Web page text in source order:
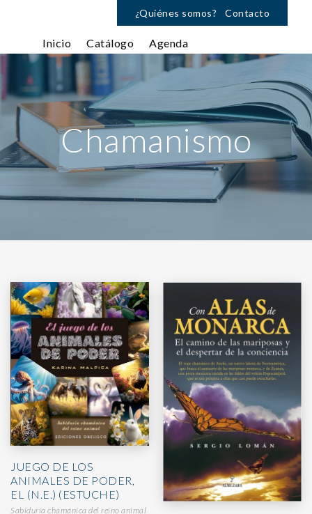
¿Quiénes somos? Contacto
Inicio Catálogo Agenda
Chamanismo
JUEGO DE LOS
ANIMALES DE PODER,
EL (N.E.) (ESTUCHE)
Sabiduría chamánica del reino animal